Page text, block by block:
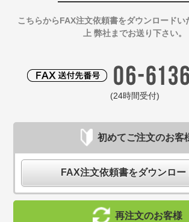
こちらからFAX注文依頼書をダウンロードい
上 弊社までお送り下さい。
(24時間受付)
初めてご注文のお客
FAX注文依頼書をダウンロー
再注文のお客様